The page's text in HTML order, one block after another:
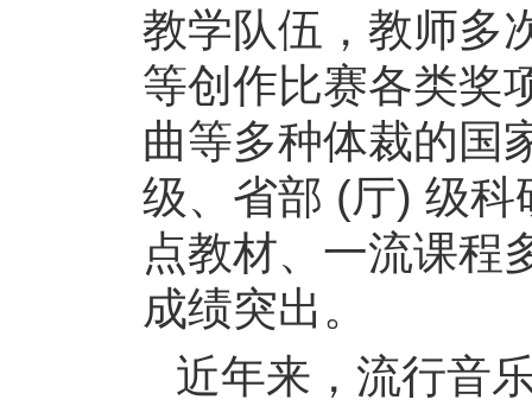
教学队伍，教师多
等创作比赛各类奖
曲等多种体裁的国
级、省部 (厅) 级
点教材、一流课程
成绩突出。
近年来，流行音